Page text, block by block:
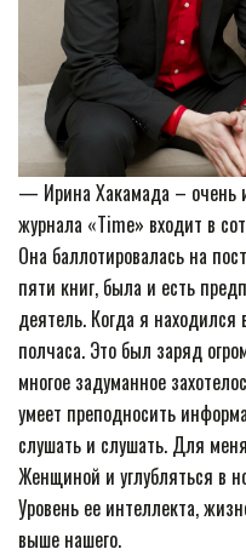
— Ирина Хакамада – очень
журнала «Time» входит в
Она баллотировалась на
пяти книг, была и есть
деятель. Когда я
полчаса. Это был заряд
многое задуманное
умеет преподносить
слушать и слушать. Для
Женщиной и углубляться в
Уровень ее интеллекта,
выше нашего.